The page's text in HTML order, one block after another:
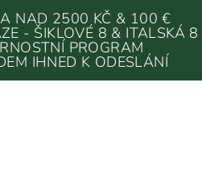
NAD 2500 KČ & 100 €
- ŠIKLOVÉ 8 & ITALSKÁ 8
PROGRAM
IHNED K ODESLÁNÍ